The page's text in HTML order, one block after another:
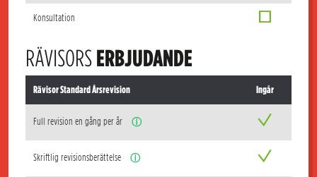
Konsultation
RÄVISORSERBJUDANDE
Rävisor Standard Årsrevision Ingår
Full revision en gång per år ⓘ
Skriftlig revisionsberättelse ⓘ